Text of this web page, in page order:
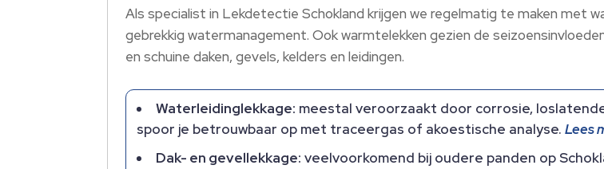
Als specialist in Lekdetectie Schokland krijgen we regelmatig te maken met
gebrekkig watermanagement. Ook warmtelekken gezien de
en schuine daken, gevels, kelders en leidingen.
Waterleidinglekkage: meestal veroorzaakt door corrosie,
spoor je betrouwbaar op met traceergas of akoestische analyse.Lees
Dak- en gevellekkage: veelvoorkomend bij oudere panden op